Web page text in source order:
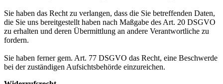
Sie haben das Recht zu verlangen, dass die Sie betreffenden Daten,
die Sie uns bereitgestellt haben nach Maßgabe des Art. 20 DSGVO
zu erhalten und deren Übermittlung an andere Verantwortliche zu
fordern.
Sie haben ferner gem. Art. 77 DSGVO das Recht, eine Beschwerde
bei der zuständigen Aufsichtsbehörde einzureichen.